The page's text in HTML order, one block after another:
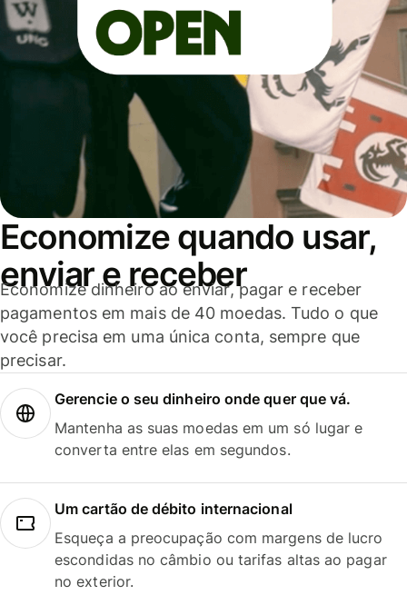
Economize quando usar,
enviar e receber
Economize dinheiro ao enviar, pagar e receber
pagamentos em mais de 40 moedas. Tudo o que
você precisa em uma única conta, sempre que
precisar.
Gerencie o seu dinheiro onde quer que vá.
Mantenha as suas moedas em um só lugar e
converta entre elas em segundos.
Um cartão de débito internacional
Esqueça a preocupação com margens de lucro
escondidas no câmbio ou tarifas altas ao pagar
no exterior.